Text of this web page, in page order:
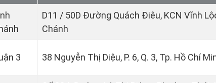
D11 / 50D Đường Quách Điêu, KCN Vĩnh
Chánh
3 38 Nguyễn Thị Diệu, P. 6, Q. 3, Tp. Hồ Chí